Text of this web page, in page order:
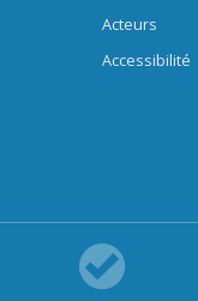
Acteurs
Accessibilité